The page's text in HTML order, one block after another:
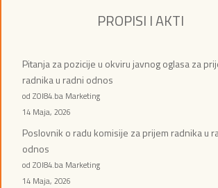
PROPISI I AKTI
Pitanja za pozicije u okviru javnog oglasa za
radnika u radni odnos
od ZOI84.ba Marketing
14 Maja, 2026
Poslovnik o radu komisije za prijem radnika u
odnos
od ZOI84.ba Marketing
14 Maja, 2026